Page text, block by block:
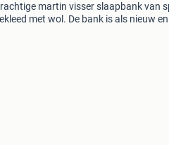
martin visser slaapbank van
met wol. De bank is als nieuw